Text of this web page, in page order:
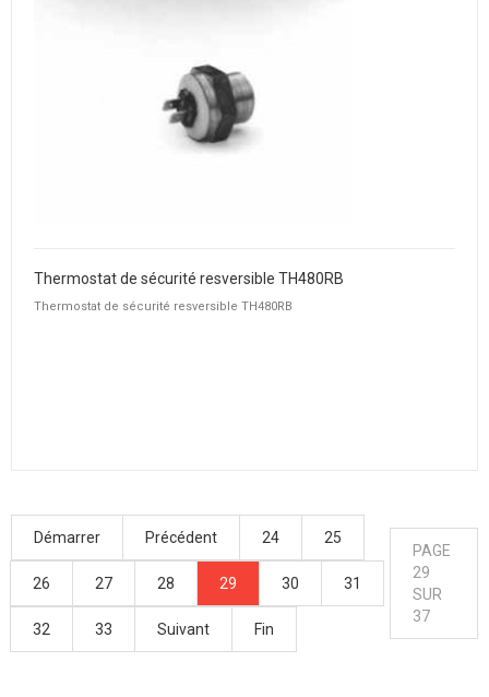
Thermostat de sécurité resversible TH480RB
Thermostat de sécurité resversible TH480RB
Démarrer Précédent 24 25
26 27 28 29 30 31
32 33 Suivant Fin
PAGE
29
SUR
37